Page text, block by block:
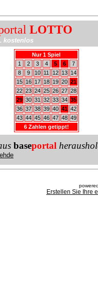
LOTTO
kostenlos
Nur 1 Spiel
1
2 3 4 5 6
7
8
9 10 11 12 13
14
15
16 17 18 19 20 21
22 23 24 25 26 27 28
29 30 31 32 33 34 35
36 37 38 39 40 41 42
43 44 45 46 47 48 49
6 Zahlen getippt!
baseportal
Erstellen Sie Ihre